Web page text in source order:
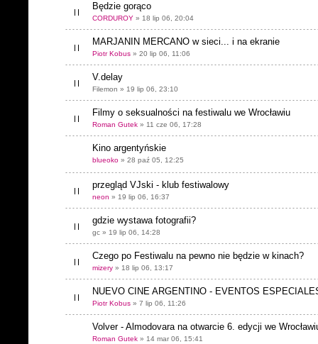
Będzie gorąco
CORDUROY » 18 lip 06, 20:04
MARJANIN MERCANO w sieci... i na ekranie
Piotr Kobus » 20 lip 06, 11:06
V.delay
Filemon » 19 lip 06, 23:10
Filmy o seksualności na festiwalu we Wrocławiu
Roman Gutek » 11 cze 06, 17:28
Kino argentyńskie
blueoko » 28 paź 05, 12:25
przegląd VJski - klub festiwalowy
neon » 19 lip 06, 16:37
gdzie wystawa fotografii?
gc » 19 lip 06, 14:28
Czego po Festiwalu na pewno nie będzie w kinach?
mizery » 18 lip 06, 13:17
NUEVO CINE ARGENTINO - EVENTOS
Piotr Kobus » 7 lip 06, 11:26
Volver - Almodovara na otwarcie 6. edycji we
Roman Gutek » 14 mar 06, 15:41